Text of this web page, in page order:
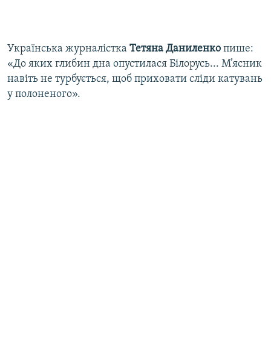
Українська журналістка Тетяна Даниленко пише:
«До яких глибин дна опустилася Білорусь... М’ясник
навіть не турбується, щоб приховати сліди катувань
у полоненого».